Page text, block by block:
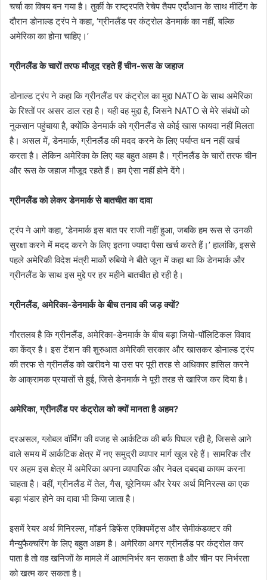
चर्चा का विषय बन गया है। तुर्की के राष्ट्रपति रेचेप तैयप एर्दोआन के साथ मीटिंग के
दौरान डोनाल्ड ट्रंप ने कहा, ‘ग्रीनलैंड पर कंट्रोल डेनमार्क का नहीं, बल्कि
अमेरिका का होना चाहिए।’
ग्रीनलैंड के चारों तरफ मौजूद रहते हैं चीन-रूस के जहाज
डोनाल्ड ट्रंप ने कहा कि ग्रीनलैंड पर कंट्रोल का मुद्दा NATO के साथ अमेरिका
के रिश्तों पर असर डाल रहा है। यही वह मुद्दा है, जिसने NATO से मेरे संबंधों को
नुकसान पहुंचाया है, क्योंकि डेनमार्क को ग्रीनलैंड से कोई खास फायदा नहीं मिलता
है। असल में, डेनमार्क, ग्रीनलैंड की मदद करने के लिए पर्याप्त धन नहीं खर्च
करता है। लेकिन अमेरिका के लिए यह बहुत अहम है। ग्रीनलैंड के चारों तरफ चीन
और रूस के जहाज मौजूद रहते हैं। हम ऐसा नहीं होने देंगे।
ग्रीनलैंड को लेकर डेनमार्क से बातचीत का दावा
ट्रंप ने आगे कहा, ‘डेनमार्क इस बात पर राजी नहीं हुआ, जबकि हम रूस से उनकी
सुरक्षा करने में मदद करने के लिए इतना ज्यादा पैसा खर्च करते हैं।’ हालांकि, इससे
पहले अमेरिकी विदेश मंत्री मार्को रुबियो ने बीते जून में कहा था कि डेनमार्क और
ग्रीनलैंड के साथ इस मुद्दे पर हर महीने बातचीत हो रही है।
ग्रीनलैंड, अमेरिका-डेनमार्क के बीच तनाव की जड़ क्यों?
गौरतलब है कि ग्रीनलैंड, अमेरिका-डेनमार्क के बीच बड़ा जियो-पॉलिटिकल विवाद
का केंद्र है। इस टेंशन की शुरुआत अमेरिकी सरकार और खासकर डोनाल्ड ट्रंप
की तरफ से ग्रीनलैंड को खरीदने या उस पर पूरी तरह से अधिकार हासिल करने
के आक्रामक प्रयासों से हुई, जिसे डेनमार्क ने पूरी तरह से खारिज कर दिया है।
अमेरिका, ग्रीनलैंड पर कंट्रोल को क्यों मानता है अहम?
दरअसल, ग्लोबल वॉर्मिंग की वजह से आर्कटिक की बर्फ पिघल रही है, जिससे आने
वाले समय में आर्कटिक क्षेत्र में नए समुद्री व्यापार मार्ग खुल रहे हैं। सामरिक तौर
पर अहम इस क्षेत्र में अमेरिका अपना व्यापारिक और नेवल दबदबा कायम करना
चाहता है। वहीं, ग्रीनलैंड में तेल, गैस, यूरेनियम और रेयर अर्थ मिनिरल्स का एक
बड़ा भंडार होने का दावा भी किया जाता है।
इसमें रेयर अर्थ मिनिरल्स, मॉडर्न डिफेंस एक्विपमेंट्स और सेमीकंडक्टर की
मैन्युफैक्चरिंग के लिए बहुत अहम है। अमेरिका अगर ग्रीनलैंड पर कंट्रोल कर
पाता है तो वह खनिजों के मामले में आत्मनिर्भर बन सकता है और चीन पर निर्भरता
को खत्म कर सकता है।